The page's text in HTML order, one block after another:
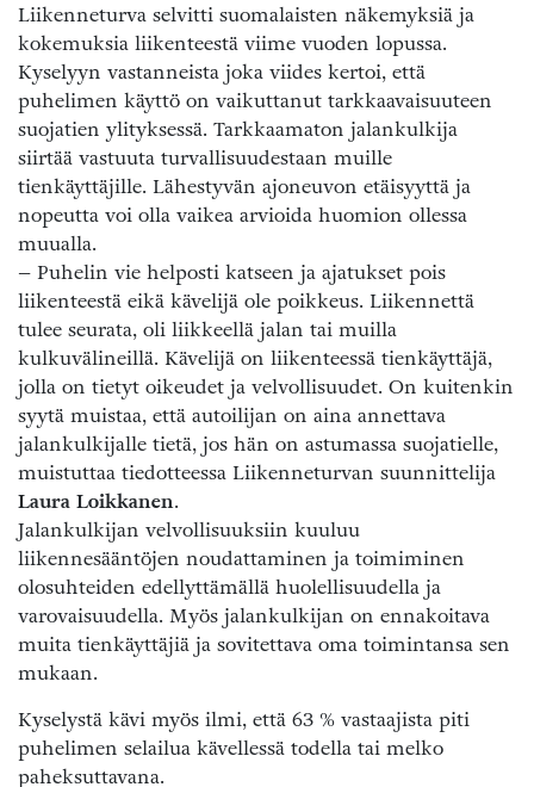
Liikenneturva selvitti suomalaisten näkemyksiä ja
kokemuksia liikenteestä viime vuoden lopussa.
Kyselyyn vastanneista joka viides kertoi, että
puhelimen käyttö on vaikuttanut tarkkaavaisuuteen
suojatien ylityksessä. Tarkkaamaton jalankulkija
siirtää vastuuta turvallisuudestaan muille
tienkäyttäjille. Lähestyvän ajoneuvon etäisyyttä ja
nopeutta voi olla vaikea arvioida huomion ollessa
muualla.
– Puhelin vie helposti katseen ja ajatukset pois
liikenteestä eikä kävelijä ole poikkeus. Liikennettä
tulee seurata, oli liikkeellä jalan tai muilla
kulkuvälineillä. Kävelijä on liikenteessä tienkäyttäjä,
jolla on tietyt oikeudet ja velvollisuudet. On kuitenkin
syytä muistaa, että autoilijan on aina annettava
jalankulkijalle tietä, jos hän on astumassa suojatielle,
muistuttaa tiedotteessa Liikenneturvan suunnittelija
Laura Loikkanen.
Jalankulkijan velvollisuuksiin kuuluu
liikennesääntöjen noudattaminen ja toimiminen
olosuhteiden edellyttämällä huolellisuudella ja
varovaisuudella. Myös jalankulkijan on ennakoitava
muita tienkäyttäjiä ja sovitettava oma toimintansa sen
mukaan.
Kyselystä kävi myös ilmi, että 63 % vastaajista piti
puhelimen selailua kävellessä todella tai melko
paheksuttavana.